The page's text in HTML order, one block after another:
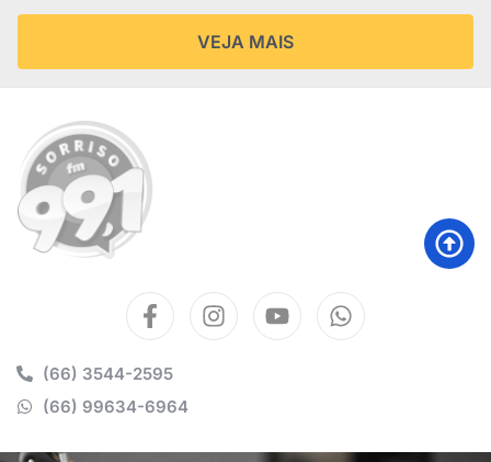
VEJA MAIS
(66) 3544-2595
(66) 99634-6964